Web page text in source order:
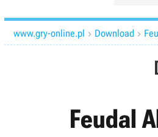
www.gry-online.pl  Download 
Feudal